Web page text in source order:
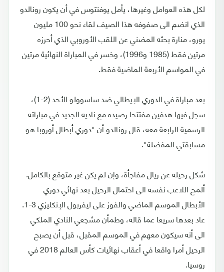
لكل هذه العوامل وغيرها، يأمل يوفنتوس في أن يكون رونالدو
الذي انضم الى صفوفه هذا الصيف لقاء نحو 100 مليون
يورو، منارة بحثه المضني عن اللقب الأوروبي الذي أحرزه
مرتين فقط (1985 و1996)، وخسر في المباراة النهائية مرتين
في المواسم الأربعة الماضية فقط.
بعد مباراة في الدوري الإيطالي ضد ساسوولو الأحد (2-1)،
سجل فيها هدفين مفتتحا رصيده مع ناديه الجديد في مباراته
الرسمية الرابعة معه، قال رونالدو أن "دوري أبطال أوروبا هو
مسابقتي المفضلة".
شكل رحيله عن ريال مفاجأة، وإن لم يكن غير متوقع بالكامل.
ألمح اللاعب نفسه الى احتمال الرحيل بعد نهائي دوري
الأبطال الموسم الماضي والفوز على ليفربول الإنكليزي 3-1.
عاد بعدها سريعا عما قاله، وطمأن مشجعي النادي الملكي
الى أنه سيكون معهم في الموسم المقبل، قبل أن يصبح
الرحيل أمرا واقعا في أعقاب نهائيات كأس العالم 2018 في
روسيا.